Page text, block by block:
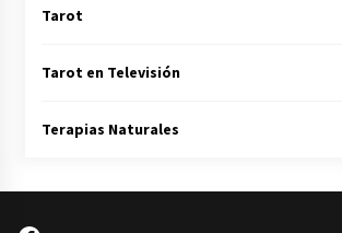
Tarot
Tarot en Televisión
Terapias Naturales